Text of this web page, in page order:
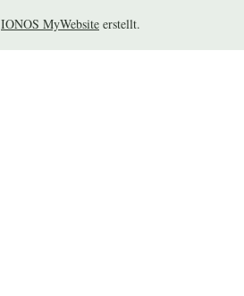
IONOS MyWebsite erstellt.